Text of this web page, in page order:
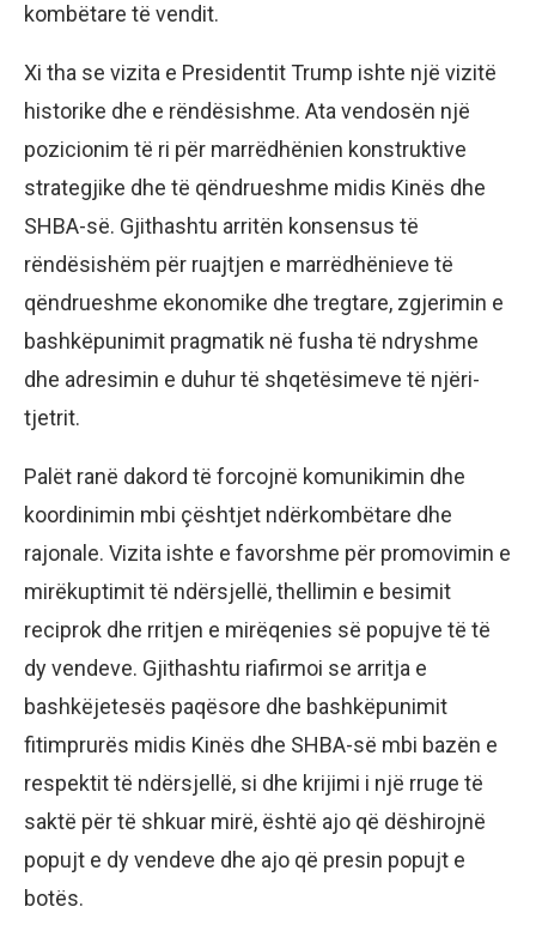
kombëtare të vendit.
Xi tha se vizita e Presidentit Trump ishte një vizitë
historike dhe e rëndësishme. Ata vendosën një
pozicionim të ri për marrëdhënien konstruktive
strategjike dhe të qëndrueshme midis Kinës dhe
SHBA-së. Gjithashtu arritën konsensus të
rëndësishëm për ruajtjen e marrëdhënieve të
qëndrueshme ekonomike dhe tregtare, zgjerimin e
bashkëpunimit pragmatik në fusha të ndryshme
dhe adresimin e duhur të shqetësimeve të njëri-
tjetrit.
Palët ranë dakord të forcojnë komunikimin dhe
koordinimin mbi çështjet ndërkombëtare dhe
rajonale. Vizita ishte e favorshme për promovimin e
mirëkuptimit të ndërsjellë, thellimin e besimit
reciprok dhe rritjen e mirëqenies së popujve të të
dy vendeve. Gjithashtu riafirmoi se arritja e
bashkëjetesës paqësore dhe bashkëpunimit
fitimprurës midis Kinës dhe SHBA-së mbi bazën e
respektit të ndërsjellë, si dhe krijimi i një rruge të
saktë për të shkuar mirë, është ajo që dëshirojnë
popujt e dy vendeve dhe ajo që presin popujt e
botës.